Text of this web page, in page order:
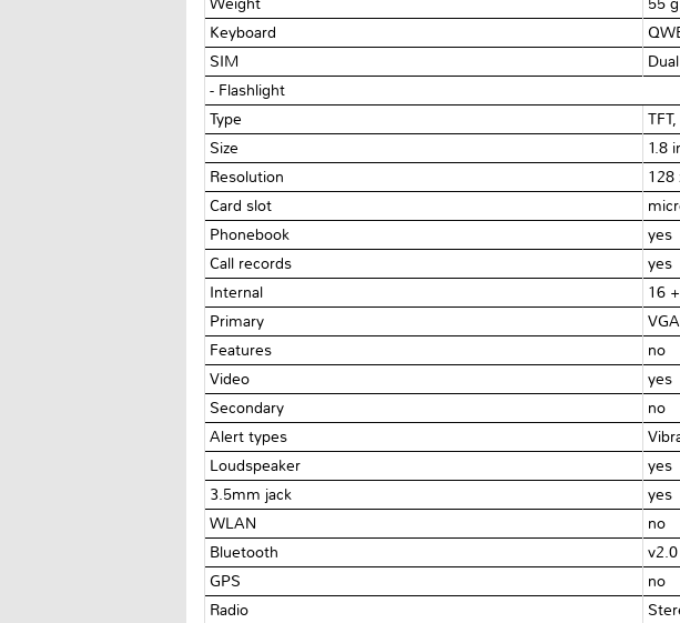
Keyboard
SIM
- Flashlight
Type
Size
1.8
Resolution
128
Card slot
Phonebook
yes
Call records
yes
Internal
16
Primary
VGA
Features
no
Video
yes
Secondary
no
Alert types
Loudspeaker
yes
3.5mm jack
yes
WLAN
no
Bluetooth
v2.0
GPS
no
Radio